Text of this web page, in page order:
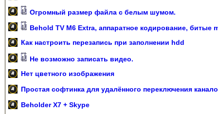
Огромный размер файла с белым шумом.
Behold TV M6 Extra, аппаратное кодирование, битые
Как настроить перезапись при заполнении hdd
Не возможно записать видео.
Нет цветного изображения
Простая софтинка для удалённого переключения
Beholder X7 + Skype